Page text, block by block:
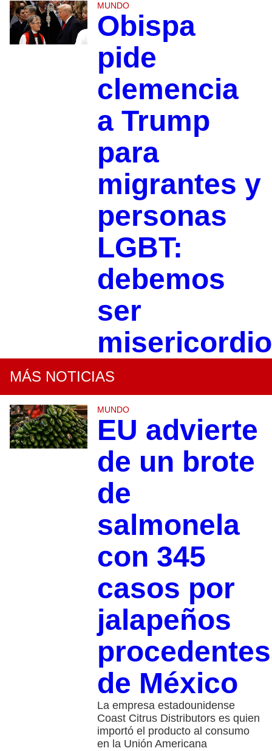
MUNDO
Obispa
pide
clemencia
a Trump
para
migrantes y
personas
LGBT:
debemos
ser
MÁS NOTICIAS
MUNDO
EU advierte
de un brote
de
salmonela
con 345
casos por
jalapeños
procedentes
de México
La empresa estadounidense
Coast Citrus Distributors es quien
importó el producto al consumo
en la Unión Americana